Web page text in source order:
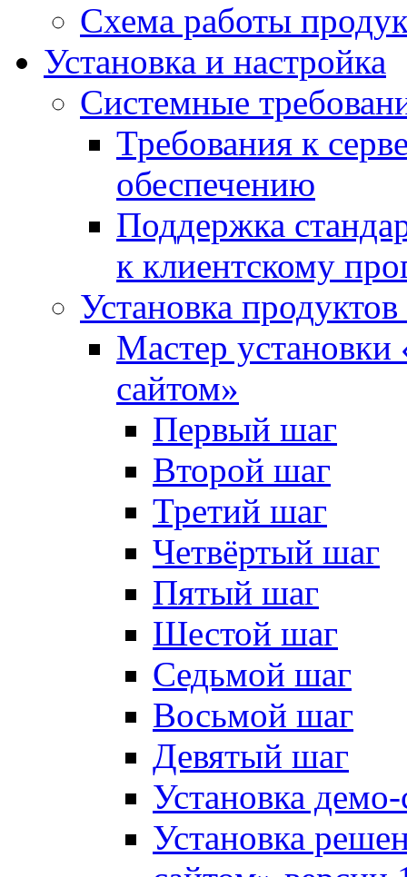
Схема работы
Установка и настройка
Системные
Требования к
обеспечению
Поддержка
к клиентскому
Установка
Мастер
сайтом»
Первый шаг
Второй шаг
Третий шаг
Четвёртый шаг
Пятый шаг
Шестой шаг
Седьмой шаг
Восьмой шаг
Девятый шаг
Установка
Установка